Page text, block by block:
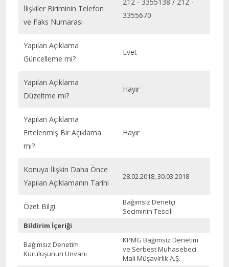
İlişkiler Biriminin Telefon
ve Faks Numarası
3355670
Yapılan Açıklama
Güncelleme mi?
Evet
Yapılan Açıklama
Düzeltme mi?
Hayır
Yapılan Açıklama
Ertelenmiş Bir Açıklama
mı?
Hayır
Konuya İlişkin Daha Önce
Yapılan Açıklamanın Tarihi
28.02.2018, 30.03.2018
Özet Bilgi
Bağımsız Denetçi
Seçiminin Tescili
Bildirim İçeriği
Bağımsız Denetim
Kuruluşunun Unvanı
KPMG Bağımsız Denetim
ve Serbest Muhasebeci
Mali Müşavirlik A.Ş.